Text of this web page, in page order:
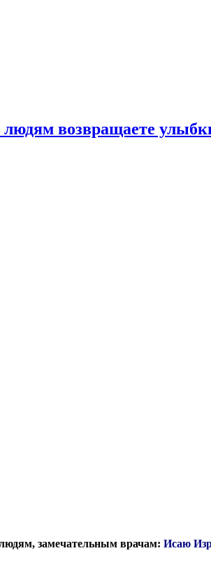
возвращаете
замечательным врачам:Исаю